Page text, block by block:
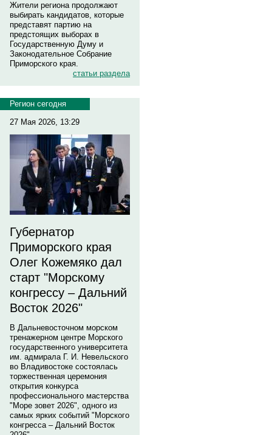
Жители региона продолжают
выбирать кандидатов, которые
представят партию на
предстоящих выборах в
Государственную Думу и
Законодательное Собрание
Приморского края.
статьи раздела
Регион сегодня
27 Мая 2026, 13:29
Губернатор
Приморского края
Олег Кожемяко дал
старт "Морскому
конгрессу – Дальний
Восток 2026"
В Дальневосточном морском
тренажерном центре Морского
государственного университета
им. адмирала Г. И. Невельского
во Владивостоке состоялась
торжественная церемония
открытия конкурса
профессионального мастерства
"Море зовет 2026", одного из
самых ярких событий "Морского
конгресса – Дальний Восток